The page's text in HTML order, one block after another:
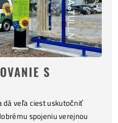
S
dá veľa ciest uskutočniť
spojeniu verejnou